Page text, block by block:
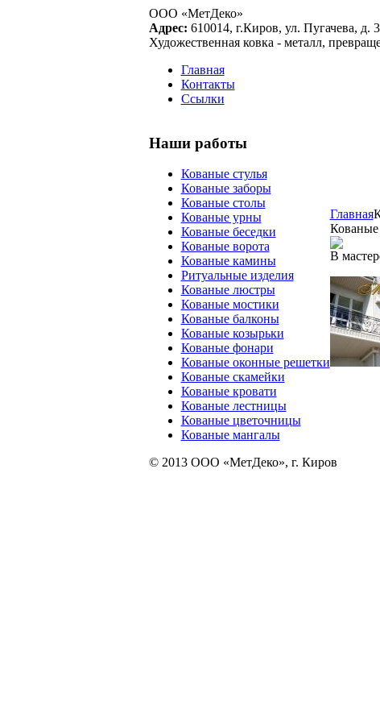
ООО «МетДеко»
Адрес: 610014, г.Киров, ул. Пугачева, д.
Художественная ковка - металл,
Главная
Контакты
Ссылки
Наши работы
Кованые стулья
Кованые заборы
Кованые столы
Кованые урны
Кованые беседки
Кованые ворота
Кованые камины
Ритуальные изделия
Кованые люстры
Кованые мостики
Кованые балконы
Кованые козырьки
Кованые фонари
Кованые оконные решетки
Кованые скамейки
Кованые кровати
Кованые лестницы
Кованые цветочницы
Кованые мангалы
Главная
В
© 2013 ООО «МетДеко», г. Киров